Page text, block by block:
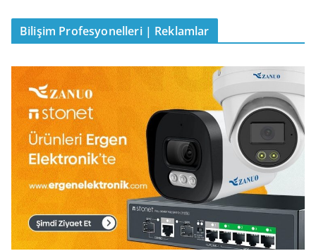
Bilişim Profesyonelleri | Reklamlar